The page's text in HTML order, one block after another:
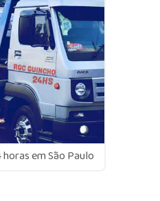
horas em São Paulo